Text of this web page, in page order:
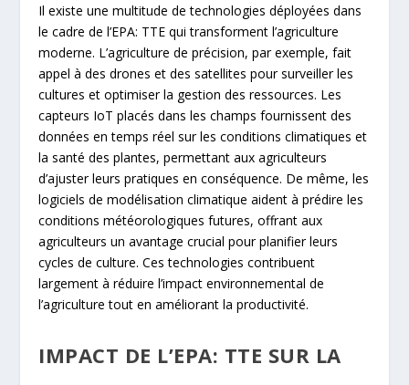
Il existe une multitude de technologies déployées dans
le cadre de l’EPA: TTE qui transforment l’agriculture
moderne. L’agriculture de précision, par exemple, fait
appel à des drones et des satellites pour surveiller les
cultures et optimiser la gestion des ressources. Les
capteurs IoT placés dans les champs fournissent des
données en temps réel sur les conditions climatiques et
la santé des plantes, permettant aux agriculteurs
d’ajuster leurs pratiques en conséquence. De même, les
logiciels de modélisation climatique aident à prédire les
conditions météorologiques futures, offrant aux
agriculteurs un avantage crucial pour planifier leurs
cycles de culture. Ces technologies contribuent
largement à réduire l’impact environnemental de
l’agriculture tout en améliorant la productivité.
IMPACT DE L’EPA: TTE SUR LA